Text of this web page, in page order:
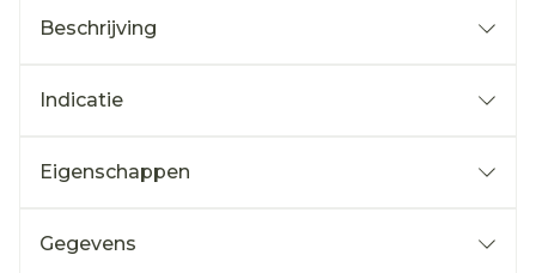
Beschrijving
Indicatie
Eigenschappen
Gegevens